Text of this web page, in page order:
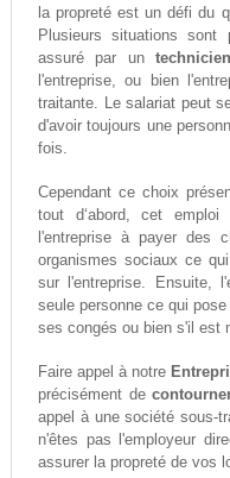
la propreté est un défi du
Plusieurs situations
assuré par un
l'entreprise, ou bien
traitante. Le salariat peut
d'avoir toujours une
fois.
Cependant ce choix
tout d‘abord, cet
l'entreprise à payer des
organismes sociaux ce
sur l'entreprise. Ensuite,
seule personne ce qui
ses congés ou bien s'il est
Faire appel à notre
précisément de
appel à une société sous-
n'êtes pas l'employeur
assurer la propreté de vos